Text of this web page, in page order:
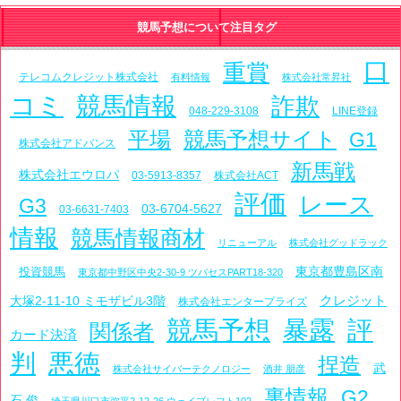
競馬予想について注目タグ
テレコムクレジット株式会社 有料情報 重賞 株式会社常昇社
口
コミ
競馬情報 048-229-3108 詐欺 LINE登録
株式会社アドバンス 平場 競馬予想サイト G1
株式会社エウロパ 03-5913-8357 株式会社ACT 新馬戦
G3 03-6631-7403 03-6704-5627 評価
レース
情報
競馬情報商材 リニューアル 株式会社グッドラック
投資競馬 東京都中野区中央2-30-9 ツバセスPART18-320 東京都豊島区南
大塚2-11-10 ミモザビル3階 株式会社エンタープライズ クレジット
カード決済 関係者 競馬予想 暴露 評
判
悪徳 株式会社サイバーテクノロジー 酒井 朋彦 捏造 武